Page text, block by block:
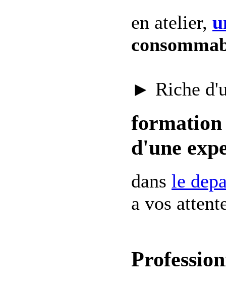
en atelier,
► Riche
formation
d'une
dans le
a vos